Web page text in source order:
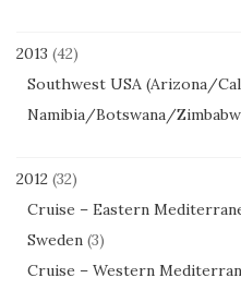
2013 (42)
Southwest USA (Arizona/
Namibia/Botswana/
2012 (32)
Cruise – Eastern
Sweden (3)
Cruise – Western